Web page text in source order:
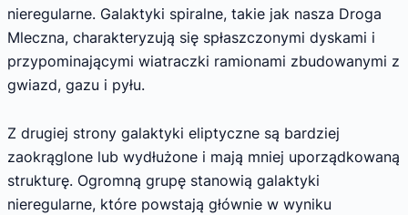
nieregularne. Galaktyki spiralne, takie jak nasza Droga
Mleczna, charakteryzują się spłaszczonymi dyskami i
przypominającymi wiatraczki ramionami zbudowanymi z
gwiazd, gazu i pyłu.
Z drugiej strony galaktyki eliptyczne są bardziej
zaokrąglone lub wydłużone i mają mniej uporządkowaną
strukturę. Ogromną grupę stanowią galaktyki
nieregularne, które powstają głównie w wyniku